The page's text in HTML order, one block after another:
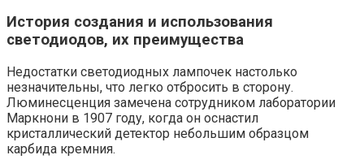
История создания и использования
светодиодов, их преимущества
Недостатки светодиодных лампочек настолько
незначительны, что легко отбросить в сторону.
Люминесценция замечена сотрудником лаборатории
Маркнони в 1907 году, когда он оснастил
кристаллический детектор небольшим образцом
карбида кремния.